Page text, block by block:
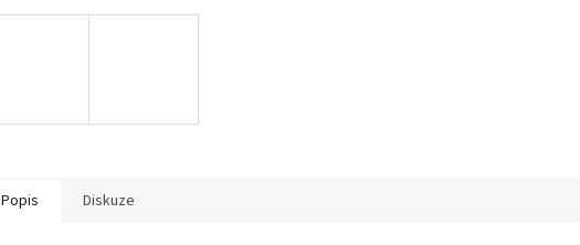
Popis Diskuze